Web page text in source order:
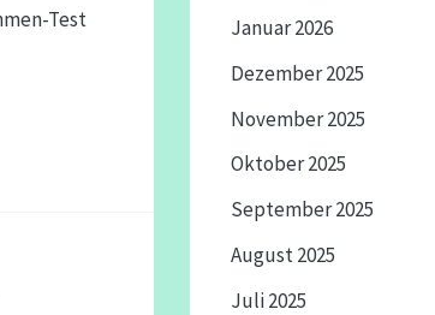
Test
Januar 2026
Dezember 2025
November 2025
Oktober 2025
September 2025
August 2025
Juli 2025